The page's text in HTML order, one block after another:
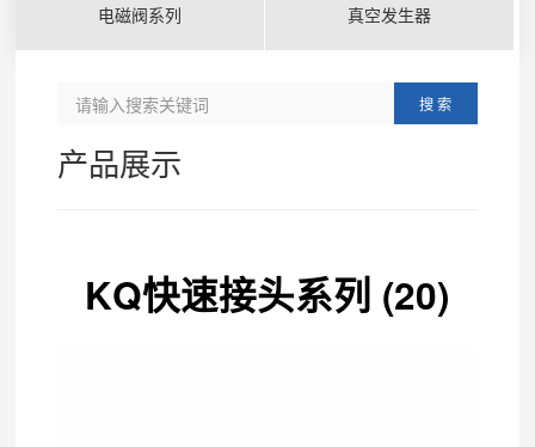
电磁阀系列 真空发生器
搜 索
产品展示
KQ快速接头系列 (20)